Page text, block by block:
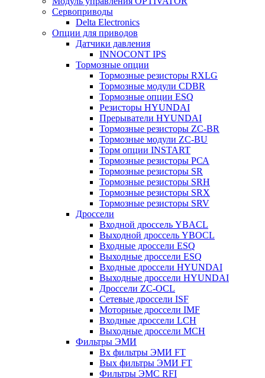
Сервоприводы
Delta Electronics
Опции для приводов
Датчики давления
INNOCONT IPS
Тормозные опции
Тормозные резисторы RXLG
Тормозные модули CDBR
Тормозные опции ESQ
Резисторы HYUNDAI
Прерыватели HYUNDAI
Тормозные резисторы ZC-BR
Тормозные модули ZC-BU
Торм опции INSTART
Тормозные резисторы РСА
Тормозные резисторы SR
Тормозные резисторы SRH
Тормозные резисторы SRX
Тормозные резисторы SRV
Дроссели
Входной дроссель YBACL
Выходной дроссель YBOCL
Входные дроссели ESQ
Выходные дроссели ESQ
Входные дроссели HYUNDAI
Выходные дроссели HYUNDAI
Дроссели ZC-OCL
Сетевые дроссели ISF
Моторные дроссели IMF
Входные дроссели LCH
Выходные дроссели MCH
Фильтры ЭМИ
Вх фильтры ЭМИ FT
Вых фильтры ЭМИ FT
Фильтры ЭМС RFI